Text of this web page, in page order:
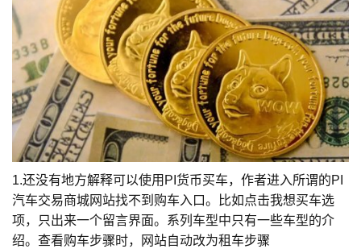
1.还没有地方解释可以使用PI货币买车，作者进入所谓的PI
汽车交易商城网站找不到购车入口。比如点击我想买车选
项，只出来一个留言界面。系列车型中只有一些车型的介
绍。查看购车步骤时，网站自动改为租车步骤